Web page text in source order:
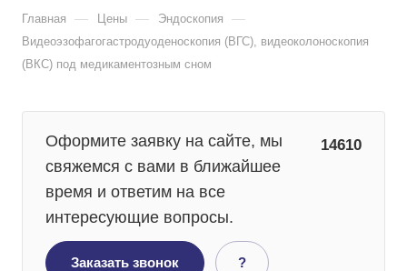
Главная — Цены — Эндоскопия —
Видеоэзофагогастродуоденоскопия (ВГС), видеоколоноскопия
(ВКС) под медикаментозным сном
Оформите заявку на сайте, мы
свяжемся с вами в ближайшее
время и ответим на все
интересующие вопросы.
14610
Заказать звонок ?